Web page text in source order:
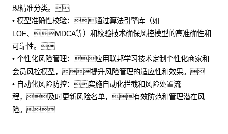
现精准分类。
• 模型准确性校验：通过算法引擎库（如
LOF、MDCA等）和校验技术确保风控模型的高准确性和
可靠性。
• 个性化风险管理：应用联邦学习技术定制个性化商家和
会员风控模型，提升风险管理的适应性和效果。
• 自动化风险防控：实施自动化拦截和风险处置流
程，及时更新风险名单，有效防范和管理潜在风
险。